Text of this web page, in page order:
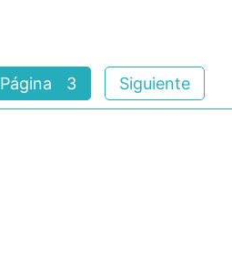
Página 3 Siguiente